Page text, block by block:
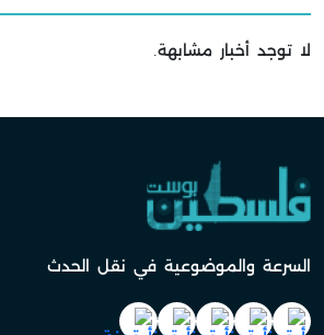
لا توجد أخبار مشابهة.
السرعة والموضوعية في نقل الحدث